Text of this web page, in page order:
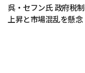
呉・セフン氏 政府税
上昇と市場混乱を懸念